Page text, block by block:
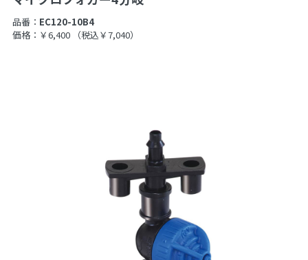
品番： EC120-10B4
価格：￥6,400
（税込￥7,040）